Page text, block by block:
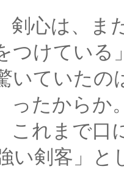
微妙に
つけてい
いていたの
か
出して
い剣客」